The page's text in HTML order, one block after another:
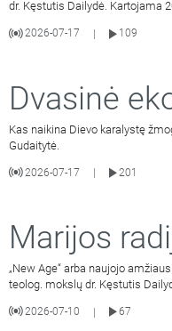
dr. Kęstutis Dailydė. Kartojama
2026-07-17
109
Dvasinė
Kas naikina Dievo karalystę
Gudaitytė.
2026-07-17
201
Marijos
„New Age“ arba naujojo
teolog. mokslų dr. Kęstutis
2026-07-10 |
67